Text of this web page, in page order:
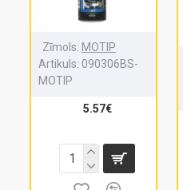
Zīmols: MOTIP
Artikuls: 090306BS-
MOTIP
5.57€